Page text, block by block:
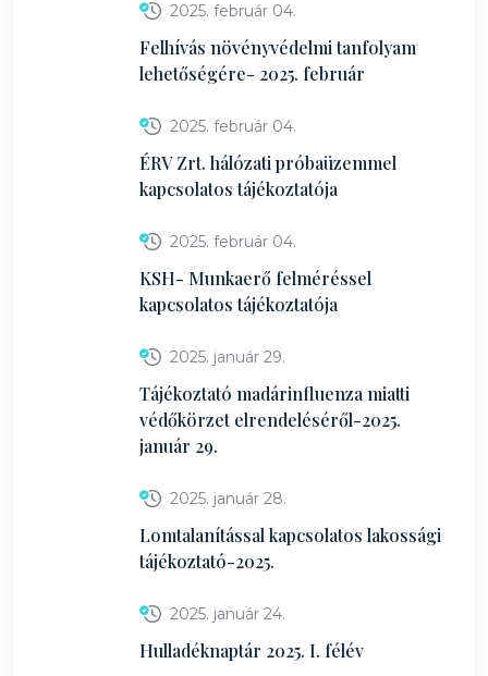
2025. február 04.
Felhívás növényvédelmi tanfolyam
lehetőségére- 2025. február
2025. február 04.
ÉRV Zrt. hálózati próbaüzemmel
kapcsolatos tájékoztatója
2025. február 04.
KSH- Munkaerő felméréssel
kapcsolatos tájékoztatója
2025. január 29.
Tájékoztató madárinfluenza miatti
védőkörzet elrendeléséről-2025.
január 29.
2025. január 28.
Lomtalanítással kapcsolatos lakossági
tájékoztató-2025.
2025. január 24.
Hulladéknaptár 2025. I. félév